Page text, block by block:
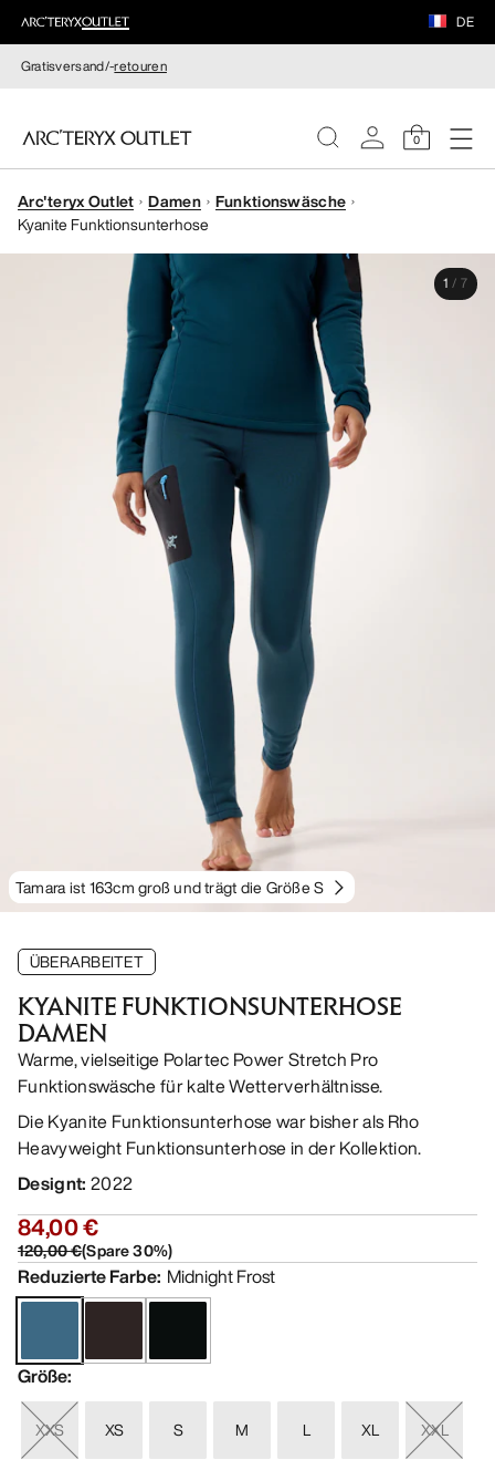
DE
Gratisversand/-retouren
0
DAMEN
Arc'teryx Outlet Damen
Funktionswäsche
Kyanite Funktionsunterhose
Tamara ist 163cm groß und trägt die Größe S
1 / 7
ÜBERARBEITET
KYANITE FUNKTIONSUNTERHOSE
DAMEN
Warme, vielseitige Polartec Power Stretch Pro
Funktionswäsche für kalte Wetterverhältnisse.
Die Kyanite Funktionsunterhose war bisher als Rho
Heavyweight Funktionsunterhose in der Kollektion.
Designt: 2022
84,00 €
120,00 €(Spare30%)
Reduzierte Farbe: Midnight Frost
Größe:
XXS XS S M L XL
XXL